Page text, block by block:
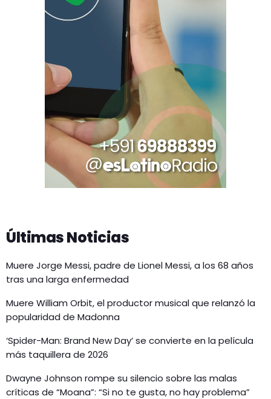
Últimas Noticias
Muere Jorge Messi, padre de Lionel Messi, a los 68 años
tras una larga enfermedad
Muere William Orbit, el productor musical que relanzó la
popularidad de Madonna
‘Spider-Man: Brand New Day’ se convierte en la película
más taquillera de 2026
Dwayne Johnson rompe su silencio sobre las malas
críticas de “Moana”: “Si no te gusta, no hay problema”